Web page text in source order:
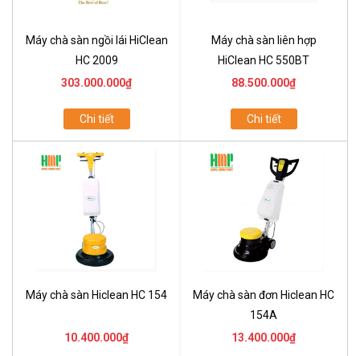
Máy chà sàn ngồi lái HiClean
HC 2009
303.000.000₫
Chi tiết
Máy chà sàn liên hợp
HiClean HC 550BT
88.500.000₫
Chi tiết
Máy chà sàn Hiclean HC 154
10.400.000₫
Máy chà sàn đơn Hiclean HC
154A
13.400.000₫